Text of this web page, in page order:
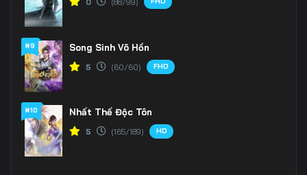
0 (88/99)
#9 Song Sinh Võ Hồn
5 (60/60) FHD
#10 Nhất Thế Độc Tôn
5 (165/189) HD